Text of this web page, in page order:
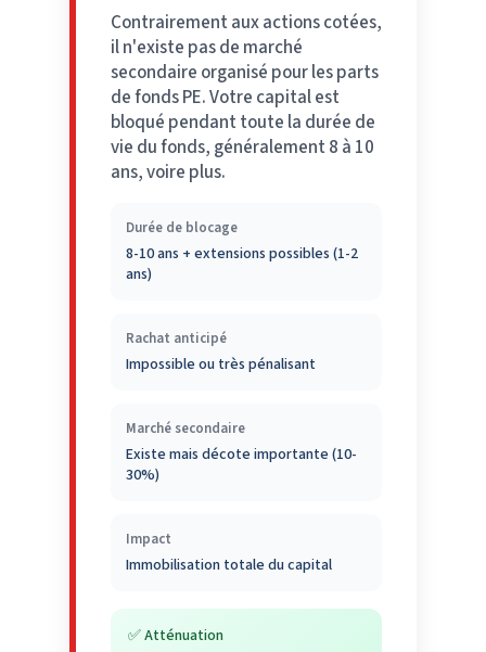
Contrairement aux actions cotées,
il n'existe pas de marché
secondaire organisé pour les parts
de fonds PE. Votre capital est
bloqué pendant toute la durée de
vie du fonds, généralement 8 à 10
ans, voire plus.
Durée de blocage
8-10 ans + extensions possibles (1-2
ans)
Rachat anticipé
Impossible ou très pénalisant
Marché secondaire
Existe mais décote importante (10-
30%)
Impact
Immobilisation totale du capital
✅ Atténuation